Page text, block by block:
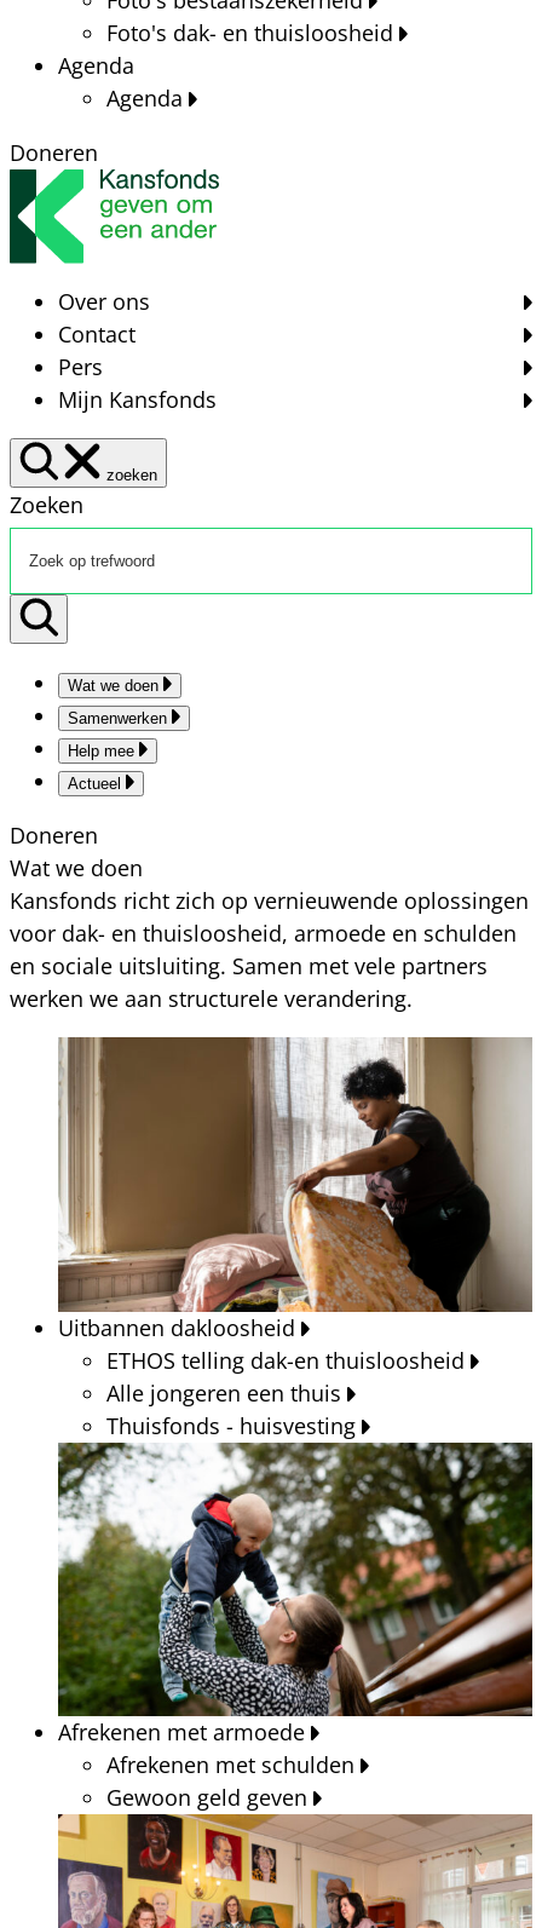
Foto's dak- en thuisloosheid
Agenda
Agenda
Doneren
Over ons
Contact
Pers
Mijn Kansfonds
zoeken
Zoeken
Wat we doen
Samenwerken
Help mee
Actueel
Doneren
Wat we doen
Kansfonds richt zich op vernieuwende oplossingen
voor dak- en thuisloosheid, armoede en schulden
en sociale uitsluiting. Samen met vele partners
werken we aan structurele verandering.
Uitbannen dakloosheid
ETHOS telling dak-en thuisloosheid
Alle jongeren een thuis
Thuisfonds - huisvesting
Afrekenen met armoede
Afrekenen met schulden
Gewoon geld geven